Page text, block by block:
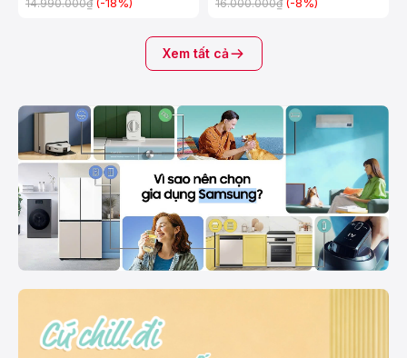
14.990.000₫ 16.000.000₫
Xem tất cả